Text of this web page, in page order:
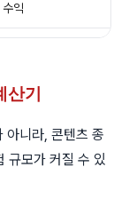
익
기
아니라, 콘텐츠 종
규모가 커질 수 있